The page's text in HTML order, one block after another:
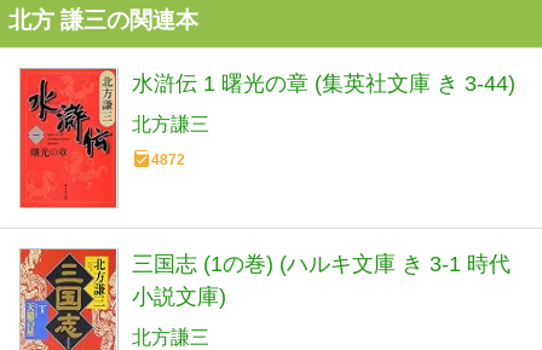
北方 謙三の関連本
水滸伝 1 曙光の章 (集英社文庫 き 3-44)
北方謙三
4872
三国志 (1の巻) (ハルキ文庫 き 3-1 時代
小説文庫)
北方謙三